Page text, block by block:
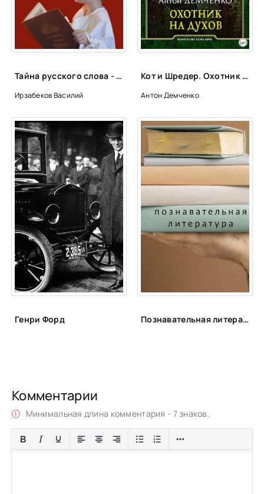
38
39
43
44
45
46
48
49
50
52
Тайна русского слова - Василий Ирзабеков
Ирзабеков Василий
Кот и Шредер. Охотник на духов - Антон Демченко (книга 1)
Антон Демченко
Генри Форд Познавательная литература
Комментарии
Минимальная длина комментария - 7 знаков.